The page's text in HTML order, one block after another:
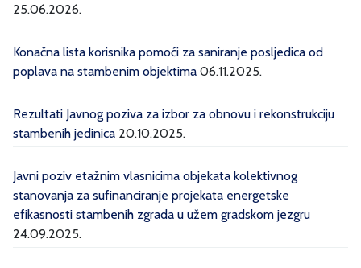
25.06.2026.
Konačna lista korisnika pomoći za saniranje posljedica od
poplava na stambenim objektima 06.11.2025.
Rezultati Javnog poziva za izbor za obnovu i rekonstrukciju
stambenih jedinica 20.10.2025.
Javni poziv etažnim vlasnicima objekata kolektivnog
stanovanja za sufinanciranje projekata energetske
efikasnosti stambenih zgrada u užem gradskom jezgru
24.09.2025.